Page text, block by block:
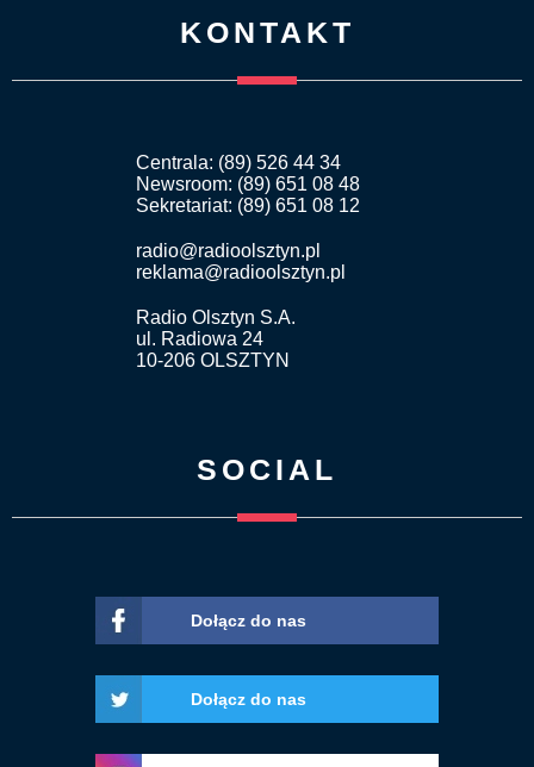
KONTAKT
Centrala: (89) 526 44 34
Newsroom: (89) 651 08 48
Sekretariat: (89) 651 08 12
radio@radioolsztyn.pl
reklama@radioolsztyn.pl
Radio Olsztyn S.A.
ul. Radiowa 24
10-206 OLSZTYN
SOCIAL
Dołącz do nas
Dołącz do nas